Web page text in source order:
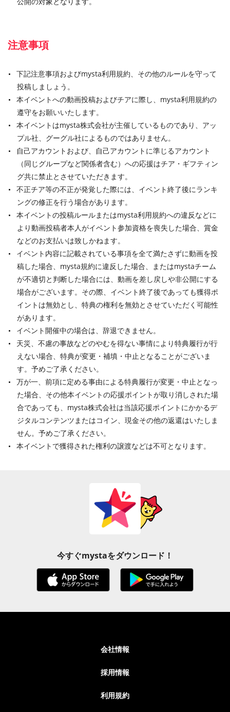
注意事項
下記注意事項およびmysta利用規約、その他のルールを守って
投稿しましょう。
本イベントへの動画投稿およびチアに際し、mysta利用規約の
遵守をお願いいたします。
本イベントはmysta株式会社が主催しているものであり、アッ
プル社、グーグル社によるものではありません。
自己アカウントおよび、自己アカウントに準じるアカウント
（同じグループなど関係者含む）への応援はチア・ギフティン
グ共に禁止とさせていただきます。
不正チア等の不正が発覚した際には、イベント終了後にランキ
ングの修正を行う場合があります。
本イベントの投稿ルールまたはmysta利用規約への違反などに
より動画投稿者本人がイベント参加資格を喪失した場合、賞金
などのお支払いは致しかねます。
イベント内容に記載されている事項を全て満たさずに動画を投
稿した場合、mysta規約に違反した場合、またはmystaチーム
が不適切と判断した場合には、動画を差し戻しや非公開にする
場合がございます。その際、イベント終了後であっても獲得ポ
イントは無効とし、特典の権利を無効とさせていただく可能性
があります。
イベント開催中の場合は、辞退できません。
天災、不慮の事故などのやむを得ない事情により特典履行が行
えない場合、特典が変更・補填・中止となることがございま
す。予めご了承ください。
万が一、前項に定める事由による特典履行が変更・中止となっ
た場合、その他本イベントの応援ポイントが取り消しされた場
合であっても、mysta株式会社は当該応援ポイントにかかるデ
ジタルコンテンツまたはコイン、現金その他の返還はいたしま
せん。予めご了承ください。
本イベントで獲得された権利の譲渡などは不可となります。
今すぐmystaをダウンロード！
会社情報
採用情報
利用規約